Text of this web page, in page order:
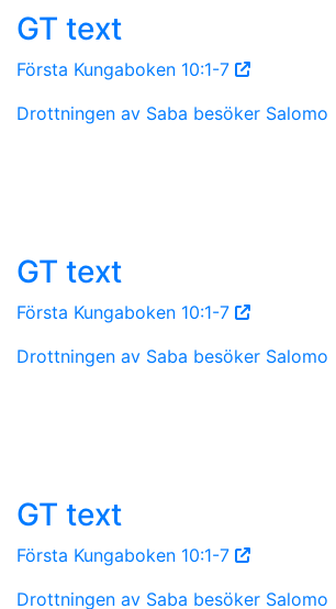
GT text
Första Kungaboken 10:1-7
Drottningen av Saba besöker Salomo
GT text
Första Kungaboken 10:1-7
Drottningen av Saba besöker Salomo
GT text
Första Kungaboken 10:1-7
Drottningen av Saba besöker Salomo